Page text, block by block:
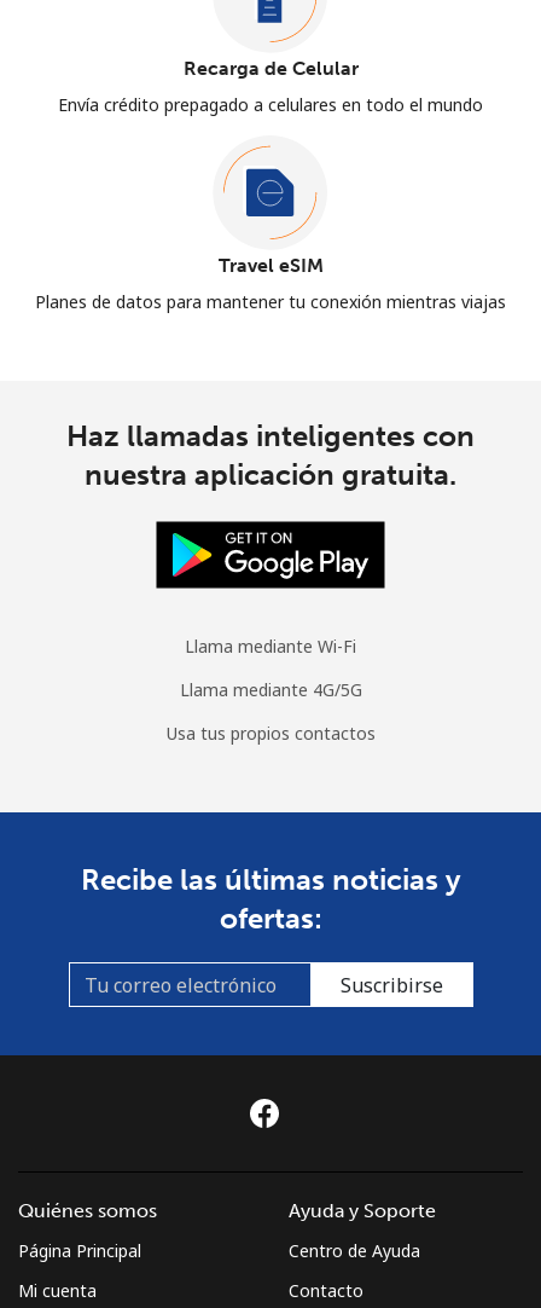
Recarga de Celular
Envía crédito prepagado a celulares en todo el mundo
Travel eSIM
Planes de datos para mantener tu conexión mientras viajas
Haz llamadas inteligentes con
nuestra aplicación gratuita.
Llama mediante Wi-Fi
Llama mediante 4G/5G
Usa tus propios contactos
Recibe las últimas noticias y
ofertas:
Suscribirse
Quiénes somos
Página Principal
Mi cuenta
Ayuda y Soporte
Centro de Ayuda
Contacto